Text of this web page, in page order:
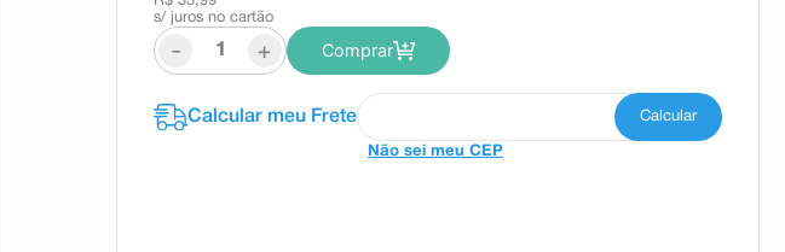
s/ juros no cartão
- + Comprar
Não sei meu CEP